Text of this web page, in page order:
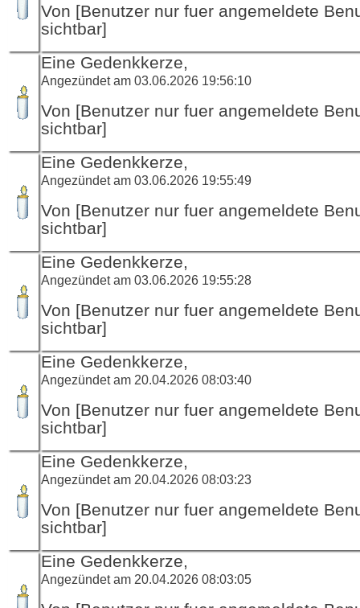
Von [Benutzer nur fuer angemeldete
sichtbar]
Eine Gedenkkerze,
Angezündet am 03.06.2026 19:56:10
Von [Benutzer nur fuer angemeldete
sichtbar]
Eine Gedenkkerze,
Angezündet am 03.06.2026 19:55:49
Von [Benutzer nur fuer angemeldete
sichtbar]
Eine Gedenkkerze,
Angezündet am 03.06.2026 19:55:28
Von [Benutzer nur fuer angemeldete
sichtbar]
Eine Gedenkkerze,
Angezündet am 20.04.2026 08:03:40
Von [Benutzer nur fuer angemeldete
sichtbar]
Eine Gedenkkerze,
Angezündet am 20.04.2026 08:03:23
Von [Benutzer nur fuer angemeldete
sichtbar]
Eine Gedenkkerze,
Angezündet am 20.04.2026 08:03:05